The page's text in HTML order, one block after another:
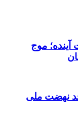
در ۷۲ ساعت آینده؛ موج
۳۹۶ هزار واحد نهضت ملی